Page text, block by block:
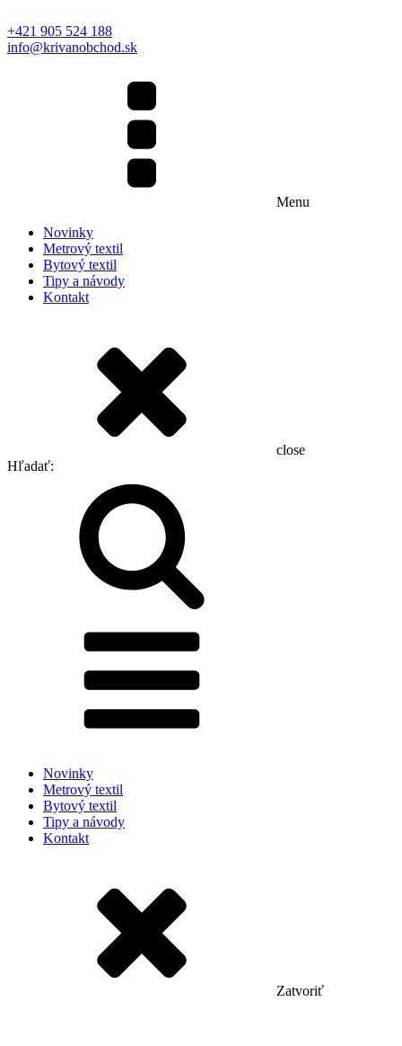
+421 905 524 188
info@krivanobchod.sk
Menu
Novinky
Metrový textil
Bytový textil
Tipy a návody
Kontakt
close
Hľadať:
Novinky
Metrový textil
Bytový textil
Tipy a návody
Kontakt
Zatvoriť